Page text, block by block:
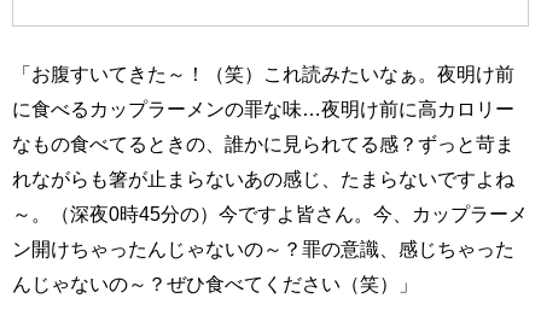
「お腹すいてきた～！（笑）これ読みたいなぁ。夜明け前
に食べるカップラーメンの罪な味…夜明け前に高カロリー
なもの食べてるときの、誰かに見られてる感？ずっと苛ま
れながらも箸が止まらないあの感じ、たまらないですよね
～。（深夜0時45分の）今ですよ皆さん。今、カップラーメ
ン開けちゃったんじゃないの～？罪の意識、感じちゃった
んじゃないの～？ぜひ食べてください（笑）」